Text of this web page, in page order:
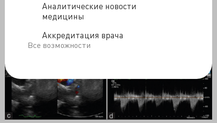
Аналитические новости
медицины
Аккредитация врача
Все возможности